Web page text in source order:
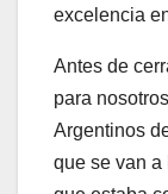
excelencia
Antes de
para
Argentinos
que se van a